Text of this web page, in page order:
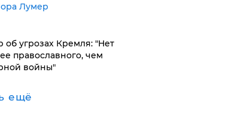
Лумер
об угрозах Кремля: "Нет
православного, чем
войны"
ещё